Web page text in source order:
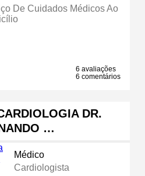
De Cuidados Médicos Ao
6 avaliações
6 comentários
DR.
…
Médico
Cardiologista